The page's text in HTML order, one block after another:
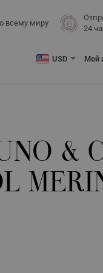
всему миру
24
USD Мой
&